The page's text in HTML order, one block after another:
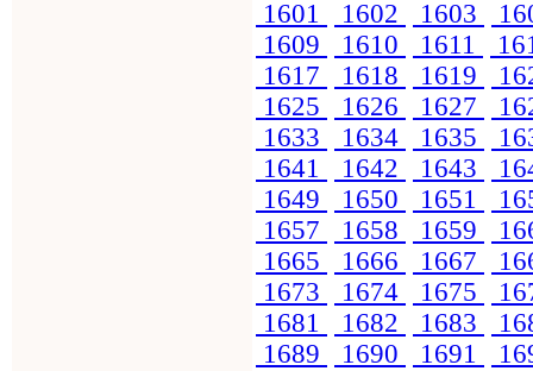
1601
1602 1603
1609
1610 1611
1617
1618 1619
1625
1626 1627
1633
1634 1635
1641
1642 1643
1649
1650 1651
1657
1658 1659
1665
1666 1667
1673
1674 1675
1681
1682 1683
1689
1690 1691